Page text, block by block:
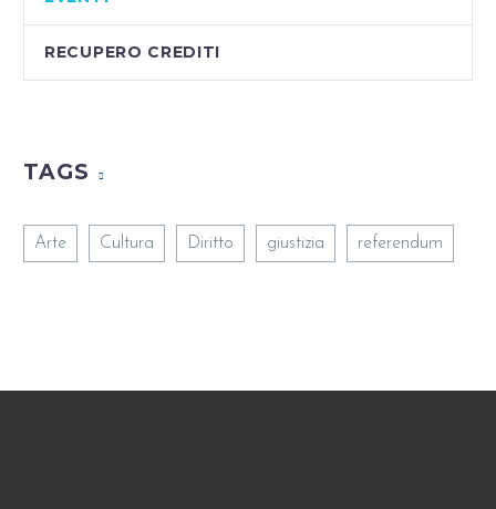
RECUPERO CREDITI
TAGS
Arte Cultura Diritto giustizia referendum